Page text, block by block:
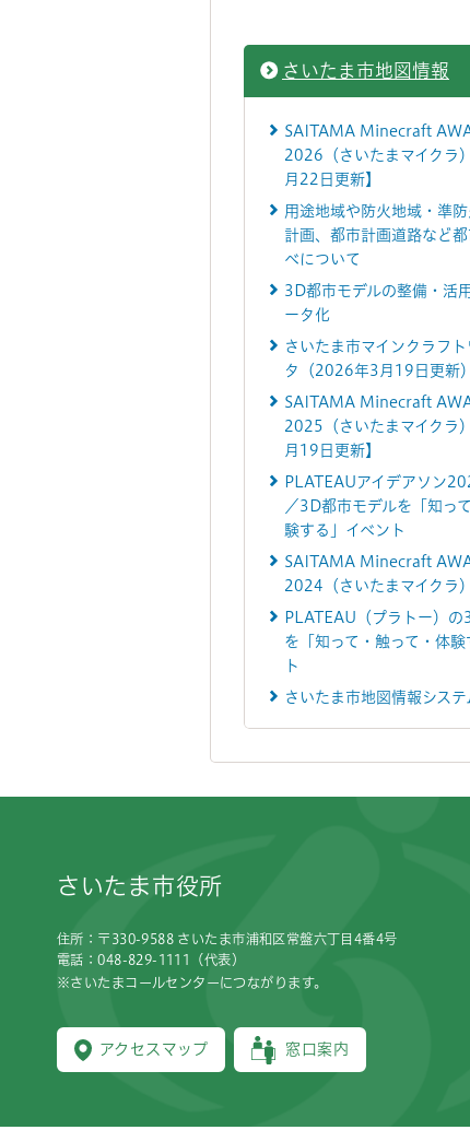
さいたま市地図情報
SAITAMA Minecraft
2026（さいたまマイクラ
月22日更新】
用途地域や防火地域・準
計画、都市計画道路など
べについて
3D都市モデルの整備・活
ータ化
さいたま市マインクラフ
タ（2026年3月19日更新）
SAITAMA Minecraft
2025（さいたまマイクラ
月19日更新】
PLATEAUアイデアソン
／3D都市モデルを「知っ
験する」イベント
SAITAMA Minecraft
2024（さいたまマイクラ）
PLATEAU（プラトー）の
を「知って・触って・体験
ト
さいたま市地図情報システ
さいたま市役所
住所：〒330-9588 さいたま市浦和区常盤六丁目4番4号
電話：048-829-1111（代表）
※さいたまコールセンターにつながります。
アクセスマップ 窓口案内